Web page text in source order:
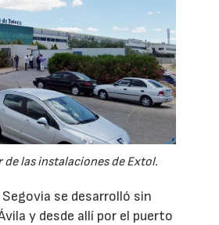
de las instalaciones de Extol.
se desarrolló sin
y desde allí por el puerto